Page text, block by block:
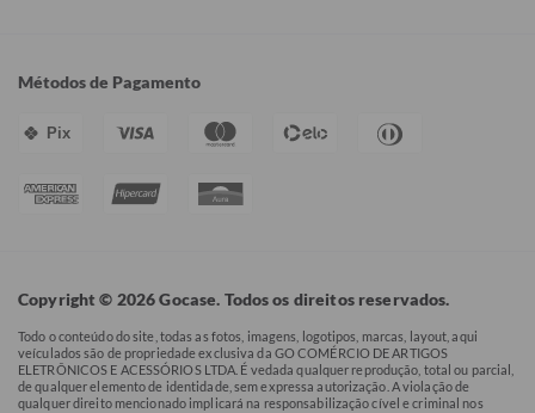
Métodos de Pagamento
Pix
Copyright © 2026 Gocase. Todos os direitos reservados.
Todo o conteúdo do site, todas as fotos, imagens, logotipos, marcas, layout, aqui
veículados são de propriedade exclusiva da GO COMÉRCIO DE ARTIGOS
ELETRÔNICOS E ACESSÓRIOS LTDA. É vedada qualquer reprodução, total ou parcial,
de qualquer elemento de identidade, sem expressa autorização. A violação de
qualquer direito mencionado implicará na responsabilização cível e criminal nos